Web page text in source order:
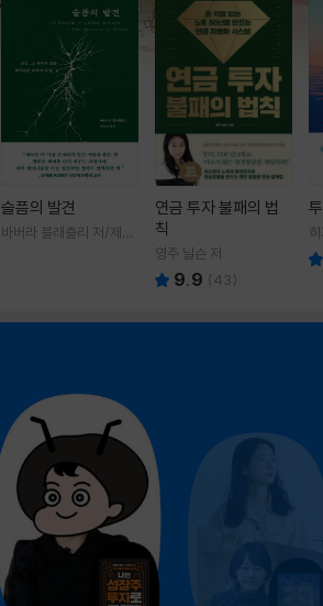
슬픔의 발견
바버라 블래츨리 저/제효
연금 투자 불패의 법
칙
영주 닐슨 저
9.9 (43)